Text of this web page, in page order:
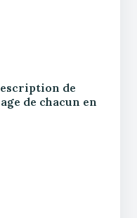
de
de chacun en